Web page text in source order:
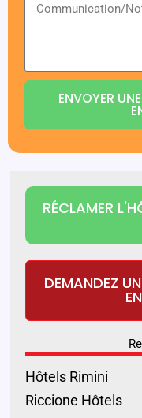
ENVOYER
RÉCLAMER
DEMANDEZ
Hôtels Rimini
Riccione Hôtels